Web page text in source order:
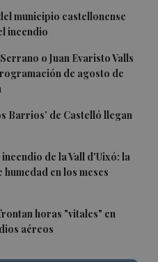
municipio castellonense
incendio
o Juan Evaristo Valls
de agosto de
Barrios’ de Castelló llegan
de la Vall d'Uixó: la
en los meses
horas "vitales" en
aéreos